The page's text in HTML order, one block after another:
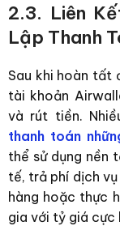
2.3. Liên
Lập Thanh
Sau khi hoàn tất
tài khoản
và rút tiền.
thanh toán
thể sử dụng nền
tế, trả phí dịch
hàng hoặc thực
gia với tỷ giá cực